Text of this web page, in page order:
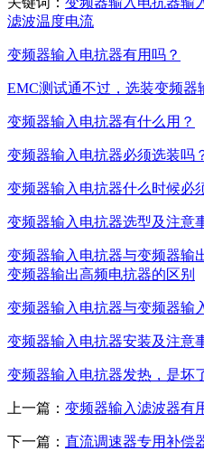
滤波温度电流
变频器输入电抗器有用吗？
EMC测试通不过，选装变频器
变频器输入电抗器有什么用？
变频器输入电抗器必须选装吗
变频器输入电抗器什么时候必
变频器输入电抗器选型及注意
变频器输入电抗器与变频器输
变频器输出高频电抗器的区别
变频器输入电抗器与变频器输
变频器输入电抗器安装及注意
变频器输入电抗器发热，是坏
上一篇： 变频器输入滤波器有
下一篇： 直流调速器专用补偿